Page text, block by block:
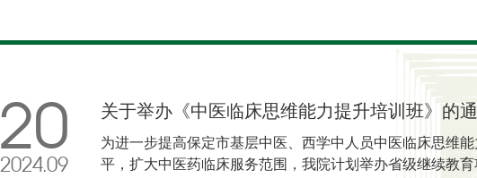
关于举办《中医临床思维能力提升培训班》的
为进一步提高保定市基层中医、西学中人员中医临床思维
平，扩大中医药临床服务范围，我院计划举办省级继续教
2024.09
20